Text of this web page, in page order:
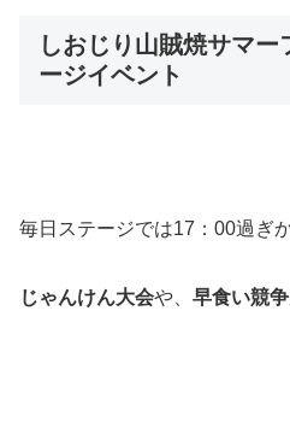
しおじり山賊焼サマ
ージイベント
毎日ステージでは17：00過ぎか
じゃんけん大会や、 早食い競争